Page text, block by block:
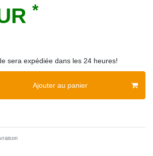
*
sera expédiée dans les 24 heures!
Ajouter au panier